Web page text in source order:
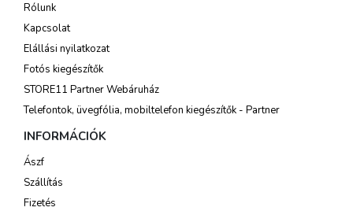
Rólunk
Kapcsolat
Elállási nyilatkozat
Fotós kiegészítők
STORE11 Partner Webáruház
Telefontok, üvegfólia, mobiltelefon kiegészítők - Partner
INFORMÁCIÓK
Ászf
Szállítás
Fizetés